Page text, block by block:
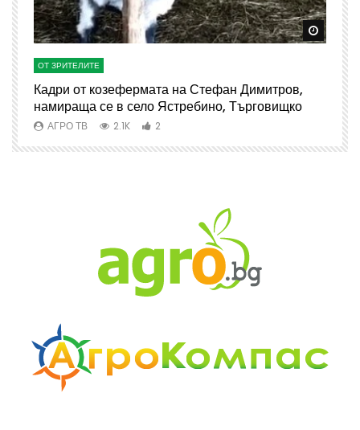
Watch Later Watch
ОТ ЗРИТЕЛИТЕ
Кадри от козефермата на Стефан Димитров,
намираща се в село Ястребино, Търговищко
АГРО ТВ 2.1K 2